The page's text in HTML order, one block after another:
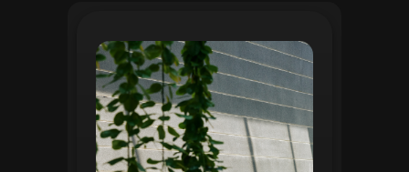
O módulo de Gestão de Áreas Verdes do
Regente aplica tecnologias avançadas de
geoprocessamento para mapear e
monitorar espaços verdes, registrando
localização, tipo de vegetação e estado
de conservação. Ele organiza fluxos de
manutenção e garante que as atividades
sejam realizadas de forma eficiente e
programada. Relatórios analíticos ajudam
a avaliar ações realizadas, promovendo a